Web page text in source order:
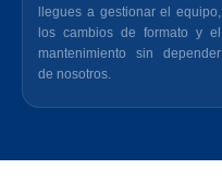
llegues a gestionar el equipo,
los cambios de formato y el
mantenimiento sin depender
de nosotros.